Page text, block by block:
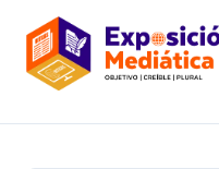
contenido